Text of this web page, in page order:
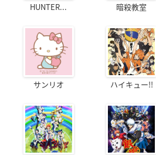
HUNTER... 暗殺教室
サンリオ ハイキュー!!